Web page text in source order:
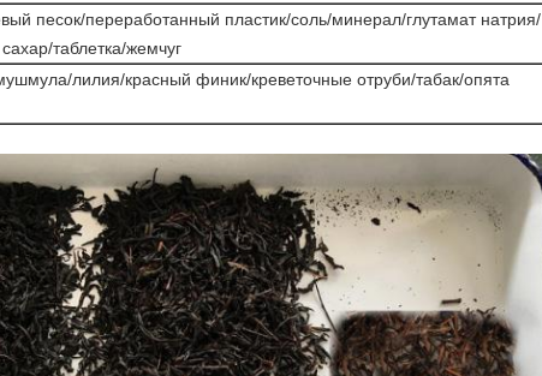
песок/переработанный пластик/соль/минерал/глутамат натрия/
таблетка/жемчуг
лилия/красный финик/креветочные отруби/табак/опята